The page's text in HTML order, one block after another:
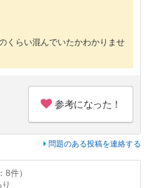
くらい混んでいたかわかりませ
参考になった！
問題のある投稿を連絡する
8件）